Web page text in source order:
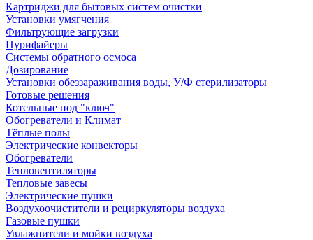
Картриджи для бытовых систем очистки
Установки умягчения
Фильтрующие загрузки
Пурифайеры
Системы обратного осмоса
Дозирование
Установки обеззараживания воды, У/Ф стерилизаторы
Готовые решения
Котельные под "ключ"
Обогреватели и Климат
Тёплые полы
Электрические конвекторы
Обогреватели
Тепловентиляторы
Тепловые завесы
Электрические пушки
Воздухоочистители и рециркуляторы воздуха
Газовые пушки
Увлажнители и мойки воздуха